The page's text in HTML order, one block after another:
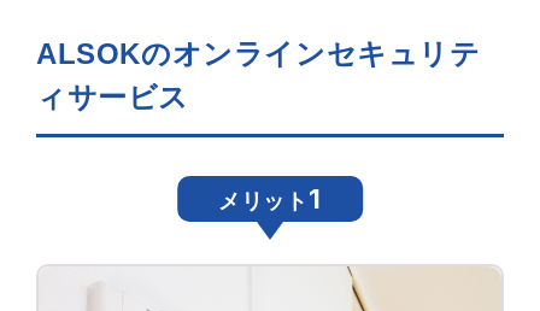
ALSOKのオンラインセキュリテ
ィサービス
メリット1